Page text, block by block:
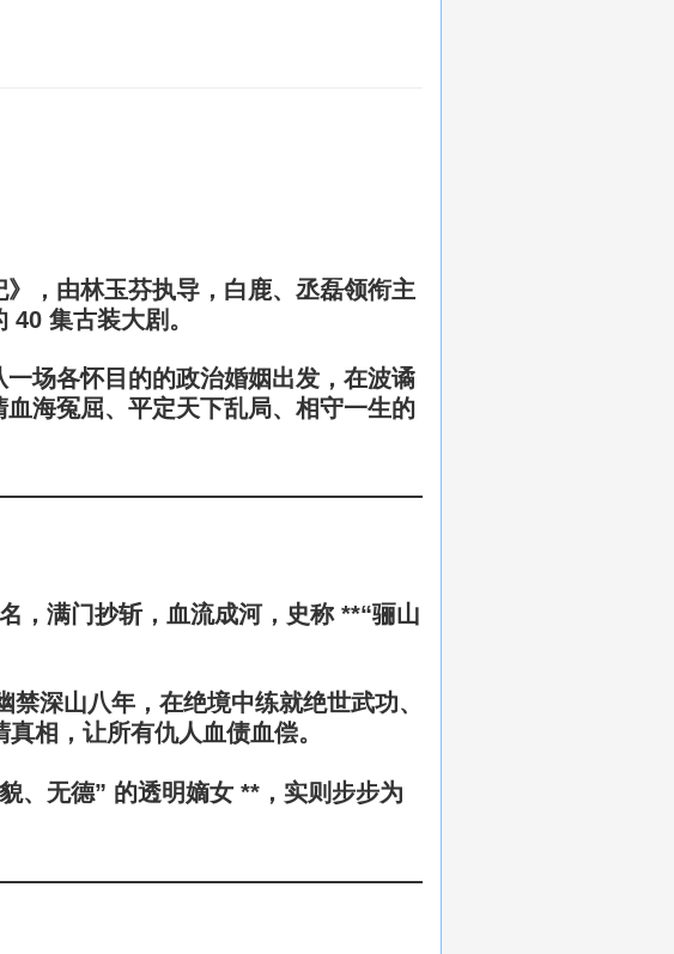
，由林玉芬执导，白鹿、丞磊领衔主
40 集古装大剧。
一场各怀目的的政治婚姻出发，在波谲
血海冤屈、平定天下乱局、相守一生的
，满门抄斩，血流成河，史称 **“骊山
禁深山八年，在绝境中练就绝世武功、
真相，让所有仇人血债血偿。
、无德” 的透明嫡女 **，实则步步为